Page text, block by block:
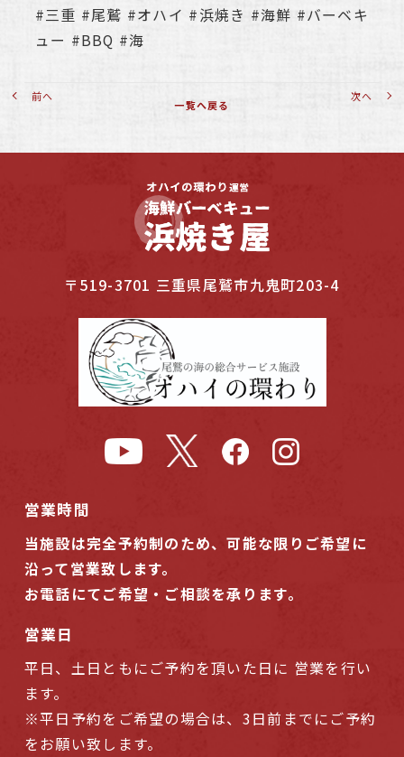
#三重 #尾鷲 #オハイ #浜焼き #海鮮 #バーベキ
ュー #BBQ #海
前へ
一覧へ戻る
次へ
〒519-3701 三重県尾鷲市九鬼町203-4
営業時間
当施設は完全予約制のため、可能な限りご希望に
沿って営業致します。
お電話にてご希望・ご相談を承ります。
営業日
平日、土日ともにご予約を頂いた日に 営業を行い
ます。
※平日予約をご希望の場合は、3日前までにご予約
をお願い致します。